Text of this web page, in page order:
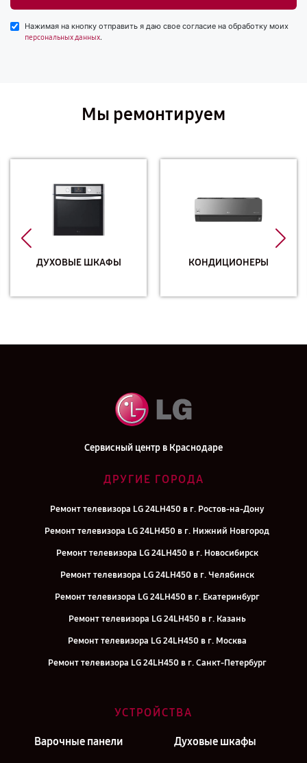
Нажимая на кнопку отправить я даю свое согласие на обработку моих
персональных данных.
Мы ремонтируем
ДУХОВЫЕ ШКАФЫ КОНДИЦИОНЕРЫ
Сервисный центр в Краснодаре
ДРУГИЕ ГОРОДА
Ремонт телевизора LG 24LH450 в г. Ростов-на-Дону
Ремонт телевизора LG 24LH450 в г. Нижний Новгород
Ремонт телевизора LG 24LH450 в г. Новосибирск
Ремонт телевизора LG 24LH450 в г. Челябинск
Ремонт телевизора LG 24LH450 в г. Екатеринбург
Ремонт телевизора LG 24LH450 в г. Казань
Ремонт телевизора LG 24LH450 в г. Москва
Ремонт телевизора LG 24LH450 в г. Санкт-Петербург
УСТРОЙСТВА
Варочные панели Духовые шкафы